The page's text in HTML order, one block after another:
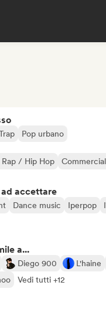
Pop urbano
Rap / Hip Hop
accettare
Dance music Iperpop
a...
Diego 900 L'haine
Vedi tutti +12